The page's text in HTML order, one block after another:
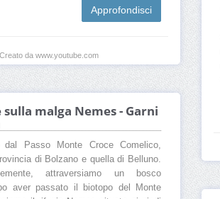
Approfondisci
Creato da www.youtube.com
sulla malga Nemes - Garni
dal Passo Monte Croce Comelico,
di Bolzano e quella di Belluno.
attraversiamo un bosco
aver passato il biotopo del Monte